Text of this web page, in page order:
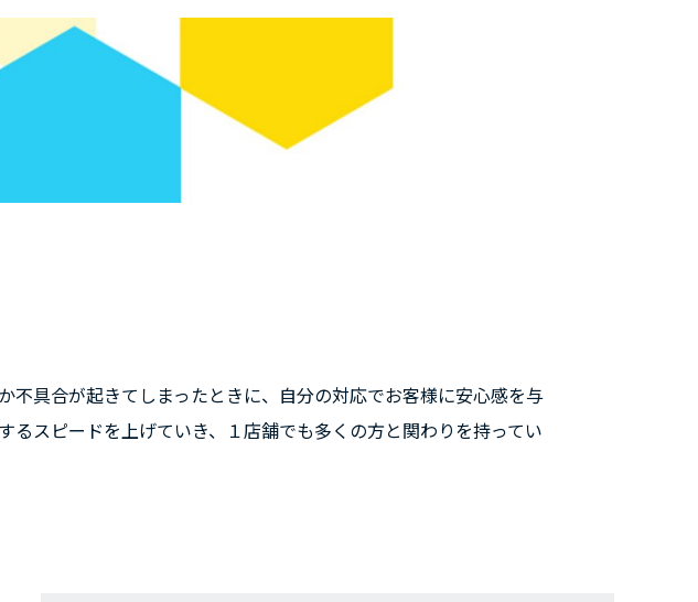
不具合が起きてしまったときに、自分の対応でお客様に安心感を与
スピードを上げていき、１店舗でも多くの方と関わりを持ってい